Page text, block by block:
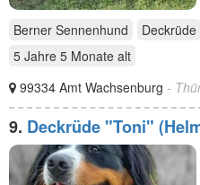
Berner Sennenhund Deckrüde
5 Jahre 5 Monate alt
99334 Amt Wachsenburg -
9. Deckrüde "Toni"